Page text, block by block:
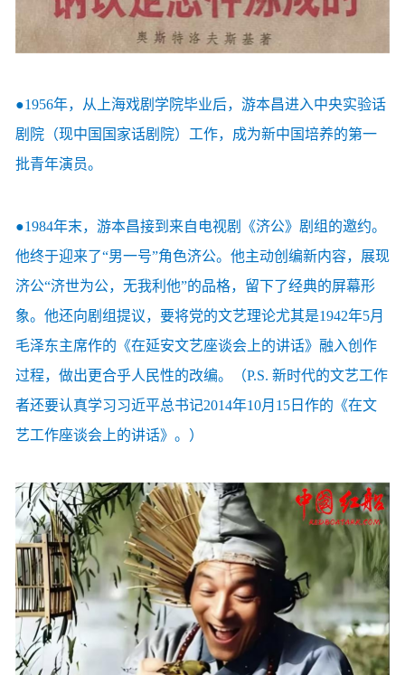
●1956年，从上海戏剧学院毕业后，游本昌进入中央实验话
剧院（现中国国家话剧院）工作，成为新中国培养的第一
批青年演员。
●1984年末，游本昌接到来自电视剧《济公》剧组的邀约。
他终于迎来了“男一号”角色济公。他主动创编新内容，展现
济公“济世为公，无我利他”的品格，留下了经典的屏幕形
象。他还向剧组提议，要将党的文艺理论尤其是1942年5月
毛泽东主席作的《在延安文艺座谈会上的讲话》融入创作
过程，做出更合乎人民性的改编。（P.S. 新时代的文艺工作
者还要认真学习习近平总书记2014年10月15日作的《在文
艺工作座谈会上的讲话》。）